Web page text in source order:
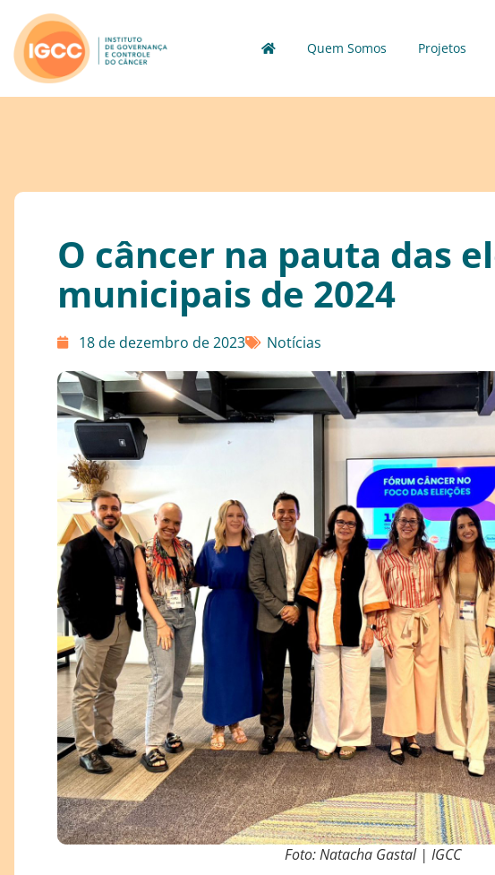
Quem Somos Projetos
O câncer na pauta das
municipais de 2024
18 de dezembro de 2023 Notícias
Foto: Natacha Gastal | IGCC